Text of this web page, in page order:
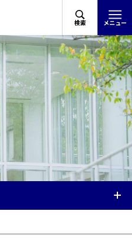
検索 メニュー